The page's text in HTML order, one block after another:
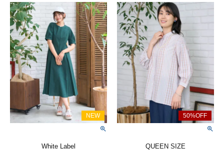
White Label
QUEEN SIZE